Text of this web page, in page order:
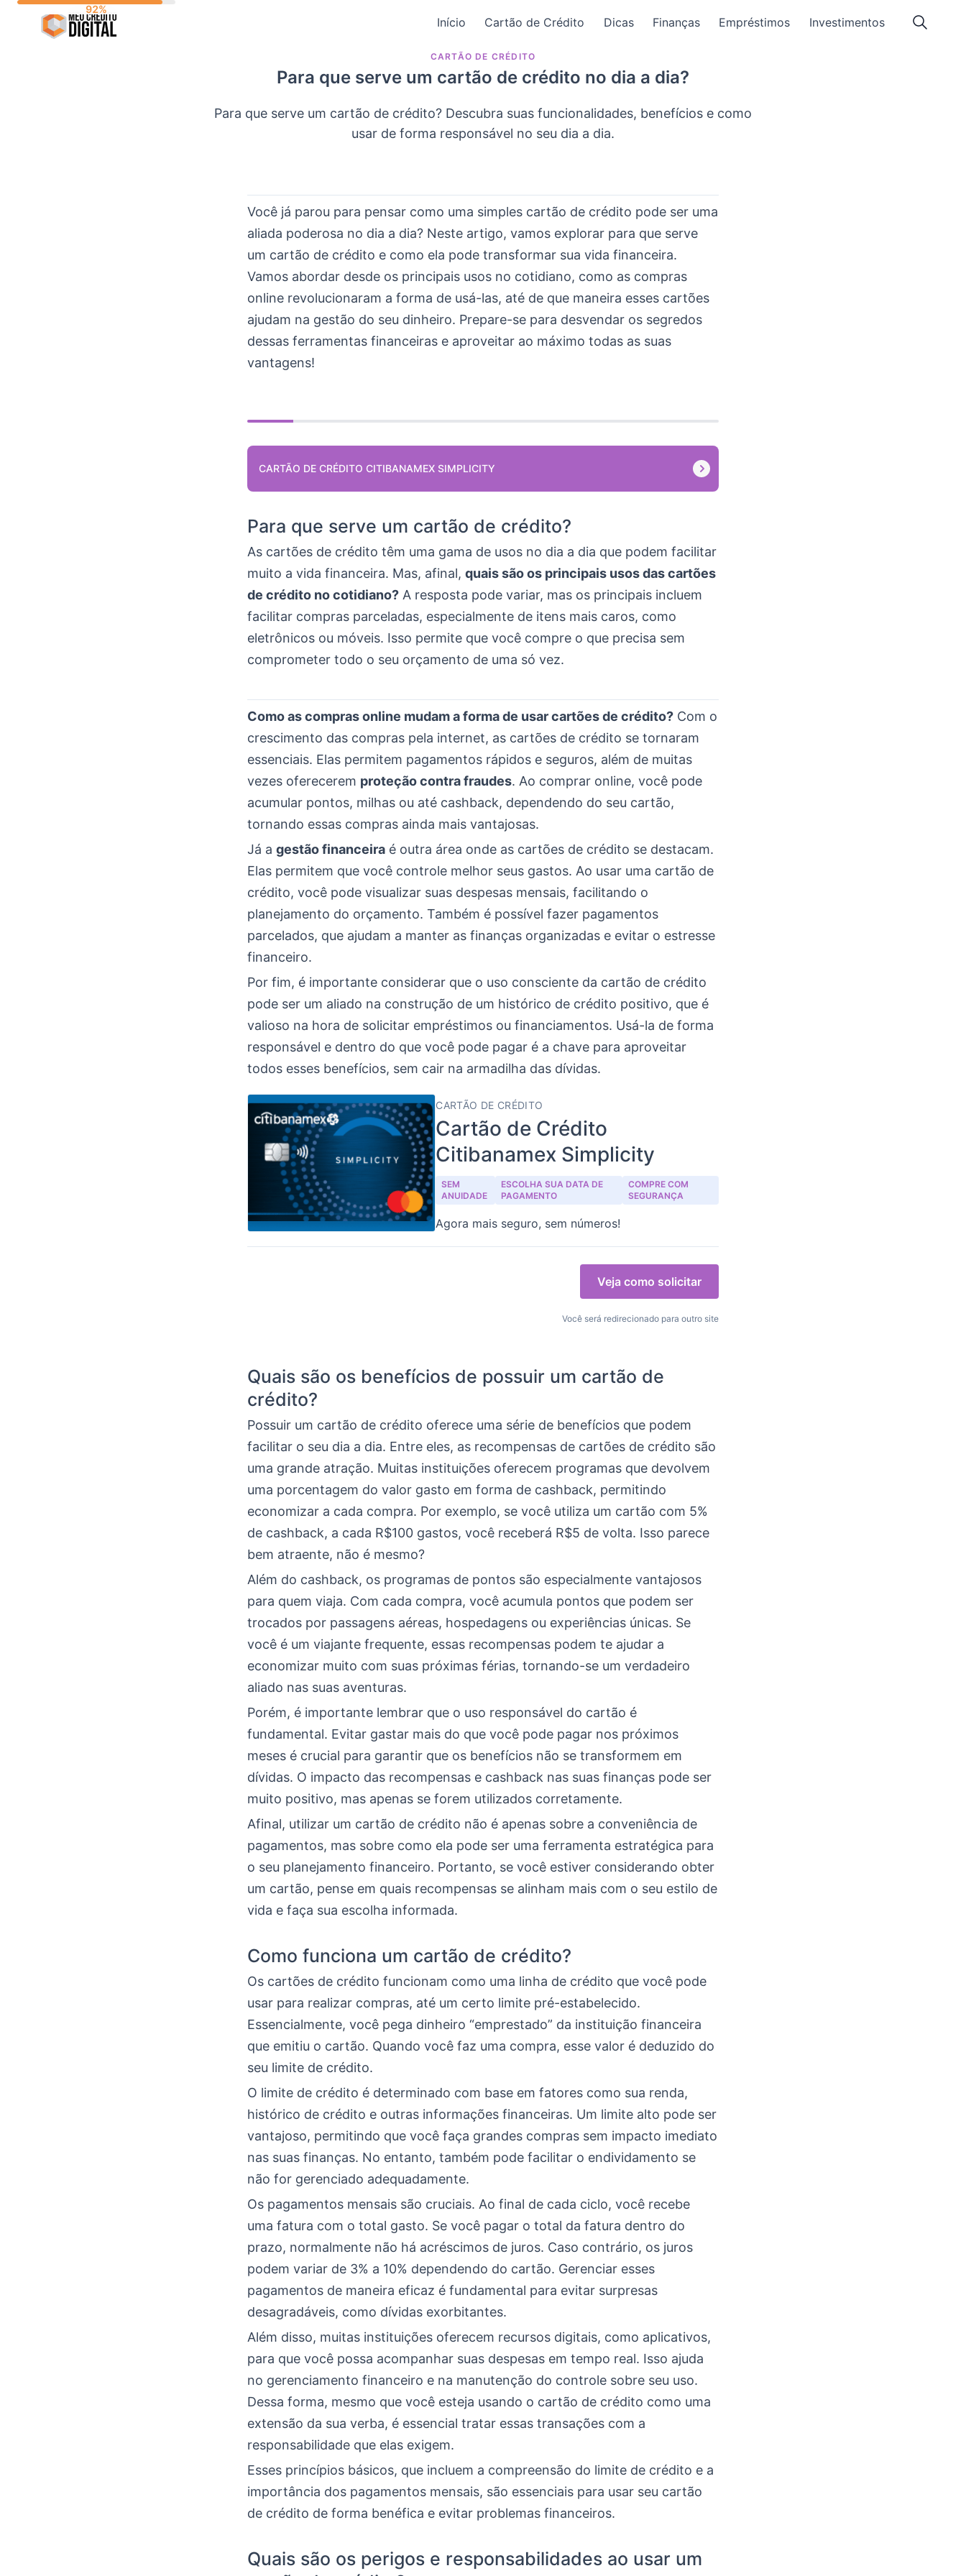
Início Cartão de Crédito Dicas Finanças Empréstimos Investimentos
CARTÃO DE CRÉDITO
Para que serve um cartão de crédito no dia a dia?
Para que serve um cartão de crédito? Descubra suas funcionalidades, benefícios e como
usar de forma responsável no seu dia a dia.
Você já parou para pensar como uma simples cartão de crédito pode ser uma
aliada poderosa no dia a dia? Neste artigo, vamos explorar para que serve
um cartão de crédito e como ela pode transformar sua vida financeira.
Vamos abordar desde os principais usos no cotidiano, como as compras
online revolucionaram a forma de usá-las, até de que maneira esses cartões
ajudam na gestão do seu dinheiro. Prepare-se para desvendar os segredos
dessas ferramentas financeiras e aproveitar ao máximo todas as suas
vantagens!
CARTÃO DE CRÉDITO CITIBANAMEX SIMPLICITY
Para que serve um cartão de crédito?
As cartões de crédito têm uma gama de usos no dia a dia que podem facilitar
muito a vida financeira. Mas, afinal, quais são os principais usos das cartões
de crédito no cotidiano? A resposta pode variar, mas os principais incluem
facilitar compras parceladas, especialmente de itens mais caros, como
eletrônicos ou móveis. Isso permite que você compre o que precisa sem
comprometer todo o seu orçamento de uma só vez.
Como as compras online mudam a forma de usar cartões de crédito? Com o
crescimento das compras pela internet, as cartões de crédito se tornaram
essenciais. Elas permitem pagamentos rápidos e seguros, além de muitas
vezes oferecerem proteção contra fraudes. Ao comprar online, você pode
acumular pontos, milhas ou até cashback, dependendo do seu cartão,
tornando essas compras ainda mais vantajosas.
Já a gestão financeira é outra área onde as cartões de crédito se destacam.
Elas permitem que você controle melhor seus gastos. Ao usar uma cartão de
crédito, você pode visualizar suas despesas mensais, facilitando o
planejamento do orçamento. Também é possível fazer pagamentos
parcelados, que ajudam a manter as finanças organizadas e evitar o estresse
financeiro.
Por fim, é importante considerar que o uso consciente da cartão de crédito
pode ser um aliado na construção de um histórico de crédito positivo, que é
valioso na hora de solicitar empréstimos ou financiamentos. Usá-la de forma
responsável e dentro do que você pode pagar é a chave para aproveitar
todos esses benefícios, sem cair na armadilha das dívidas.
CARTÃO DE CRÉDITO
Cartão de Crédito
Citibanamex Simplicity
SEM
ANUIDADE
ESCOLHA SUA DATA DE
PAGAMENTO
COMPRE COM
SEGURANÇA
Agora mais seguro, sem números!
Veja como solicitar
Você será redirecionado para outro site
Quais são os benefícios de possuir um cartão de
crédito?
Possuir um cartão de crédito oferece uma série de benefícios que podem
facilitar o seu dia a dia. Entre eles, as recompensas de cartões de crédito são
uma grande atração. Muitas instituições oferecem programas que devolvem
uma porcentagem do valor gasto em forma de cashback, permitindo
economizar a cada compra. Por exemplo, se você utiliza um cartão com 5%
de cashback, a cada R$100 gastos, você receberá R$5 de volta. Isso parece
bem atraente, não é mesmo?
Além do cashback, os programas de pontos são especialmente vantajosos
para quem viaja. Com cada compra, você acumula pontos que podem ser
trocados por passagens aéreas, hospedagens ou experiências únicas. Se
você é um viajante frequente, essas recompensas podem te ajudar a
economizar muito com suas próximas férias, tornando-se um verdadeiro
aliado nas suas aventuras.
Porém, é importante lembrar que o uso responsável do cartão é
fundamental. Evitar gastar mais do que você pode pagar nos próximos
meses é crucial para garantir que os benefícios não se transformem em
dívidas. O impacto das recompensas e cashback nas suas finanças pode ser
muito positivo, mas apenas se forem utilizados corretamente.
Afinal, utilizar um cartão de crédito não é apenas sobre a conveniência de
pagamentos, mas sobre como ela pode ser uma ferramenta estratégica para
o seu planejamento financeiro. Portanto, se você estiver considerando obter
um cartão, pense em quais recompensas se alinham mais com o seu estilo de
vida e faça sua escolha informada.
Como funciona um cartão de crédito?
Os cartões de crédito funcionam como uma linha de crédito que você pode
usar para realizar compras, até um certo limite pré-estabelecido.
Essencialmente, você pega dinheiro “emprestado” da instituição financeira
que emitiu o cartão. Quando você faz uma compra, esse valor é deduzido do
seu limite de crédito.
O limite de crédito é determinado com base em fatores como sua renda,
histórico de crédito e outras informações financeiras. Um limite alto pode ser
vantajoso, permitindo que você faça grandes compras sem impacto imediato
nas suas finanças. No entanto, também pode facilitar o endividamento se
não for gerenciado adequadamente.
Os pagamentos mensais são cruciais. Ao final de cada ciclo, você recebe
uma fatura com o total gasto. Se você pagar o total da fatura dentro do
prazo, normalmente não há acréscimos de juros. Caso contrário, os juros
podem variar de 3% a 10% dependendo do cartão. Gerenciar esses
pagamentos de maneira eficaz é fundamental para evitar surpresas
desagradáveis, como dívidas exorbitantes.
Além disso, muitas instituições oferecem recursos digitais, como aplicativos,
para que você possa acompanhar suas despesas em tempo real. Isso ajuda
no gerenciamento financeiro e na manutenção do controle sobre seu uso.
Dessa forma, mesmo que você esteja usando o cartão de crédito como uma
extensão da sua verba, é essencial tratar essas transações com a
responsabilidade que elas exigem.
Esses princípios básicos, que incluem a compreensão do limite de crédito e a
importância dos pagamentos mensais, são essenciais para usar seu cartão
de crédito de forma benéfica e evitar problemas financeiros.
Quais são os perigos e responsabilidades ao usar um